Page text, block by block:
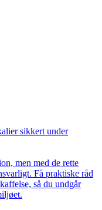
sikkert under
men med de rette
Få praktiske råd
så du undgår